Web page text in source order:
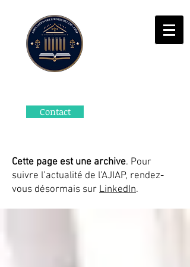
Contact
Cette page est une archive. Pour
suivre l’actualité de l’AJIAP, rendez-
vous désormais sur LinkedIn.